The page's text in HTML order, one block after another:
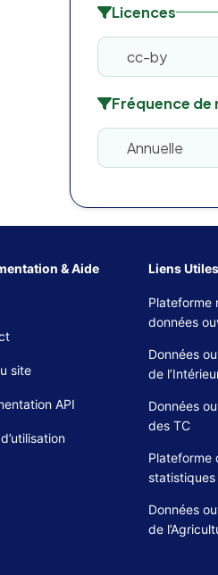
Licences
cc-by
Fréquence de
Annuelle
& Aide
site
API
Liens Utiles
Plateforme
données
Données
de
Données
des TC
Plateforme
statistiques
Données
de